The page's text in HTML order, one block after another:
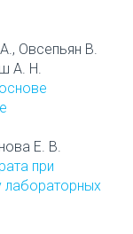
Овсепьян В.
А. Н.
Е. В.
при
лабораторных